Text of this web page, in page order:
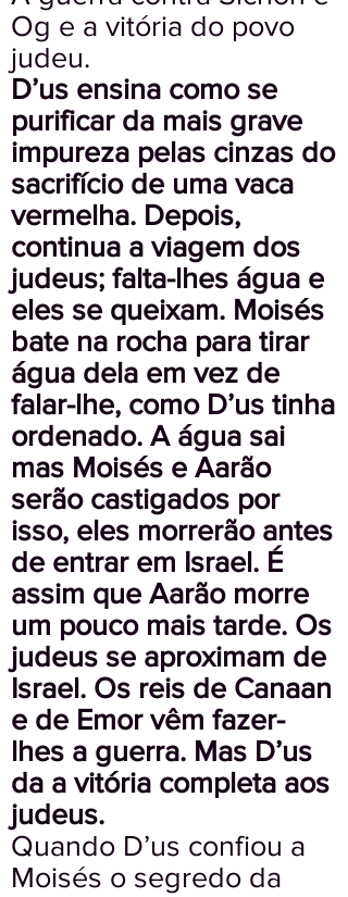
Og e a vitória do povo
judeu.
D’us ensina como se
purificar da mais grave
impureza pelas cinzas do
sacrifício de uma vaca
vermelha. Depois,
continua a viagem dos
judeus; falta-lhes água e
eles se queixam. Moisés
bate na rocha para tirar
água dela em vez de
falar-lhe, como D’us tinha
ordenado. A água sai
mas Moisés e Aarão
serão castigados por
isso, eles morrerão antes
de entrar em Israel. É
assim que Aarão morre
um pouco mais tarde. Os
judeus se aproximam de
Israel. Os reis de Canaan
e de Emor vêm fazer-
lhes a guerra. Mas D’us
da a vitória completa aos
judeus.
Quando D’us confiou a
Moisés o segredo da